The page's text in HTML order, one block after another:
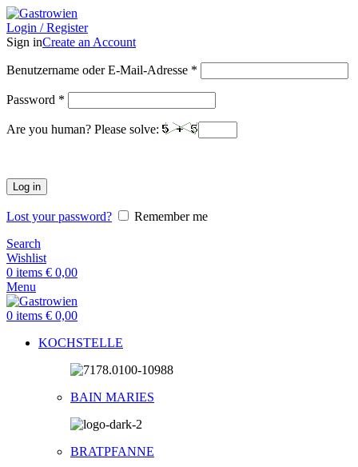
Login / Register
Sign inCreate an Account
Benutzername oder E-Mail-Adresse *
Password *
Are you human? Please solve:
Log in
Lost your password?
Remember me
Search
Wishlist
0 items € 0,00
Menu
0 items € 0,00
KOCHSTELLE
BAIN MARIES
BRATPFANNE